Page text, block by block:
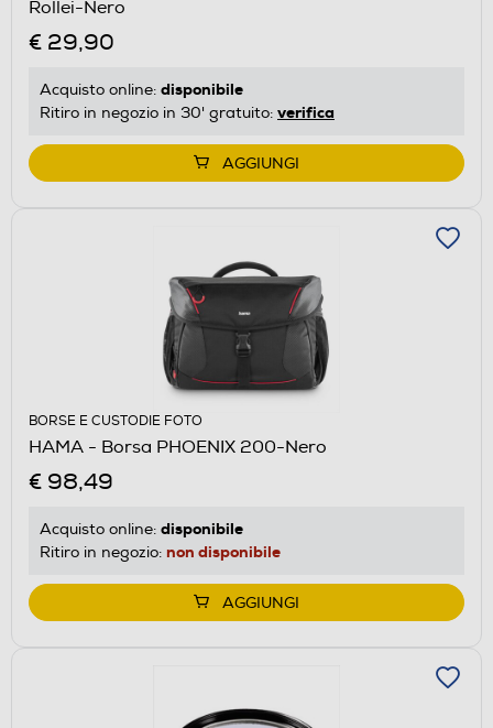
Rollei-Nero
€ 29,90
Acquisto online: disponibile
Ritiro in negozio in 30' gratuito: verifica
AGGIUNGI
BORSE E CUSTODIE FOTO
HAMA - Borsa PHOENIX 200-Nero
€ 98,49
Acquisto online: disponibile
Ritiro in negozio: non disponibile
AGGIUNGI